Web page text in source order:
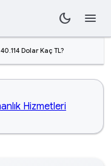
dark_mode menu
40.114 Dolar Kaç TL?